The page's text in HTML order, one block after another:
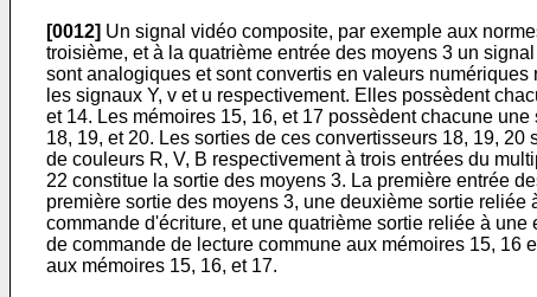
[0012] Un signal vidéo composite, par exemple aux
troisième, et à la quatrième entrée des moyens 3 un
sont analogiques et sont convertis en valeurs
les signaux Y, v et u respectivement. Elles possèdent
et 14. Les mémoires 15, 16, et 17 possèdent chacune
18, 19, et 20. Les sorties de ces convertisseurs 18, 19,
de couleurs R, V, B respectivement à trois entrées du
22 constitue la sortie des moyens 3. La première entrée
première sortie des moyens 3, une deuxième sortie
commande d'écriture, et une quatrième sortie reliée à
de commande de lecture commune aux mémoires 15, 16
aux mémoires 15, 16, et 17.